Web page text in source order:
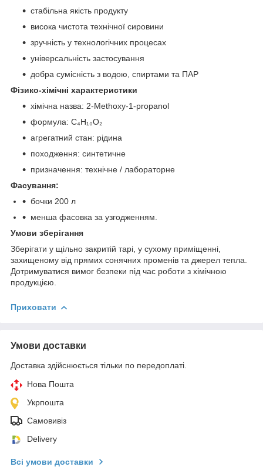
стабільна якість продукту
висока чистота технічної сировини
зручність у технологічних процесах
універсальність застосування
добра сумісність з водою, спиртами та ПАР
Фізико-хімічні характеристики
хімічна назва: 2-Methoxy-1-propanol
формула: C₄H₁₀O₂
агрегатний стан: рідина
походження: синтетичне
призначення: технічне / лабораторне
Фасування:
бочки 200 л
менша фасовка за узгодженням.
Умови зберігання
Зберігати у щільно закритій тарі, у сухому приміщенні,
захищеному від прямих сонячних променів та джерел тепла.
Дотримуватися вимог безпеки під час роботи з хімічною
продукцією.
Приховати
Умови доставки
Доставка здійснюється тільки по передоплаті.
Нова Пошта
Укрпошта
Самовивіз
Delivery
Всі умови доставки